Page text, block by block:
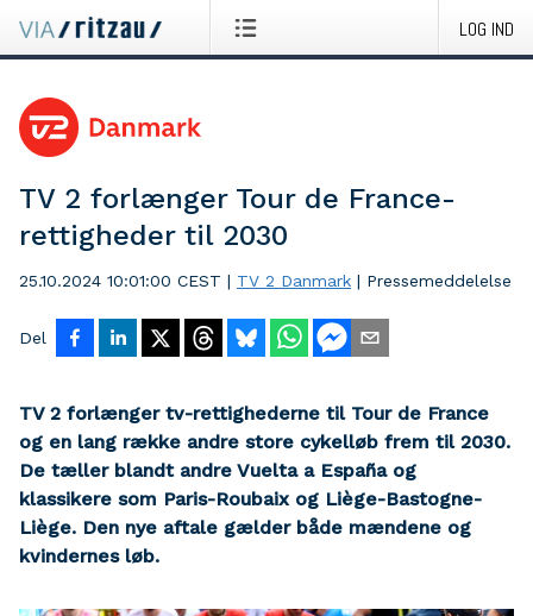
LOG IND
TV 2 forlænger Tour de France-
rettigheder til 2030
25.10.2024 10:01:00 CEST | TV 2 Danmark | Pressemeddelelse
Del
TV 2 forlænger tv-rettighederne til Tour de France
og en lang række andre store cykelløb frem til 2030.
De tæller blandt andre Vuelta a España og
klassikere som Paris-Roubaix og Liège-Bastogne-
Liège. Den nye aftale gælder både mændene og
kvindernes løb.